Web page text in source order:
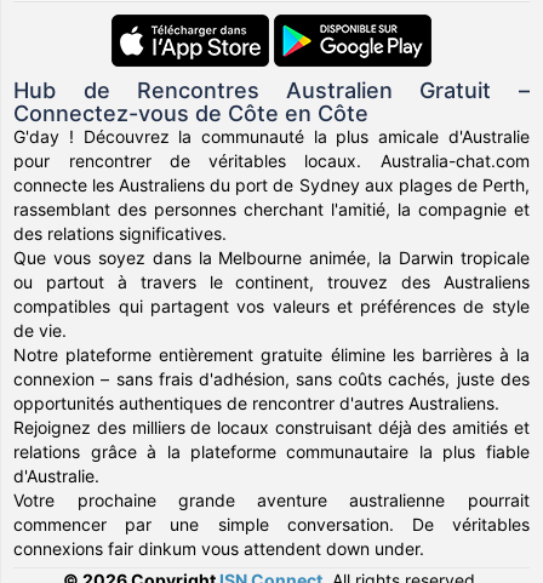
Hub de Rencontres Australien Gratuit –
Connectez-vous de Côte en Côte
G'day ! Découvrez la communauté la plus amicale d'Australie
pour rencontrer de véritables locaux. Australia-chat.com
connecte les Australiens du port de Sydney aux plages de Perth,
rassemblant des personnes cherchant l'amitié, la compagnie et
des relations significatives.
Que vous soyez dans la Melbourne animée, la Darwin tropicale
ou partout à travers le continent, trouvez des Australiens
compatibles qui partagent vos valeurs et préférences de style
de vie.
Notre plateforme entièrement gratuite élimine les barrières à la
connexion – sans frais d'adhésion, sans coûts cachés, juste des
opportunités authentiques de rencontrer d'autres Australiens.
Rejoignez des milliers de locaux construisant déjà des amitiés et
relations grâce à la plateforme communautaire la plus fiable
d'Australie.
Votre prochaine grande aventure australienne pourrait
commencer par une simple conversation. De véritables
connexions fair dinkum vous attendent down under.